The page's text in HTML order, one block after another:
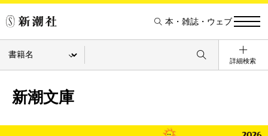
本・雑誌・ウェブ
詳細検索
新潮文庫